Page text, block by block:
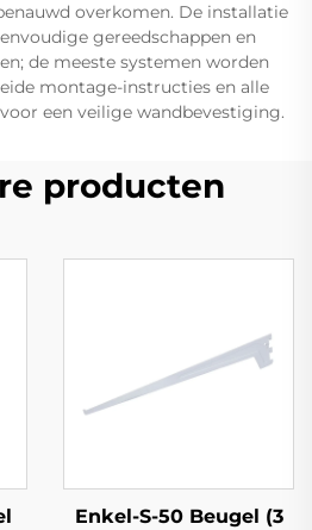
overkomen. De installatie
gereedschappen en
de meeste systemen worden
montage-instructies en alle
een veilige wandbevestiging.
producten
Enkel-S-50 Beugel (3